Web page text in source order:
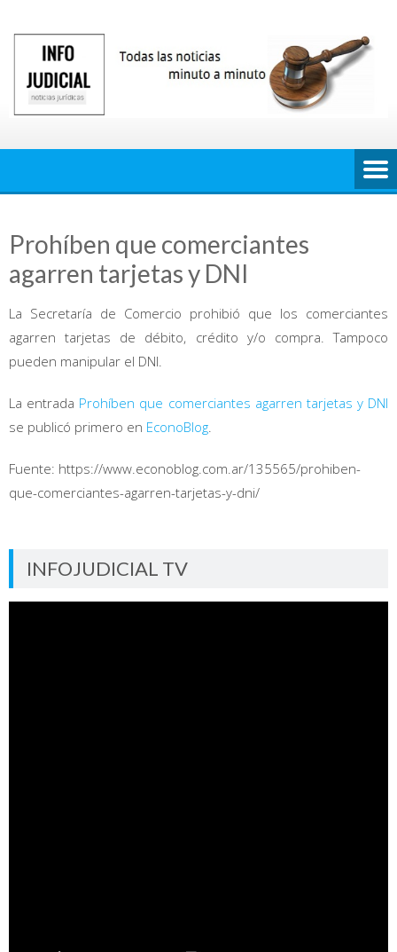
contenido
Prohíben que comerciantes
agarren tarjetas y DNI
La Secretaría de Comercio prohibió que los comerciantes
agarren tarjetas de débito, crédito y/o compra. Tampoco
pueden manipular el DNI.
La entrada Prohíben que comerciantes agarren tarjetas y DNI
se publicó primero en EconoBlog
Fuente: https://www.econoblog.com.ar/135565/prohiben-
que-comerciantes-agarren-tarjetas-y-dni/
INFOJUDICIAL TV